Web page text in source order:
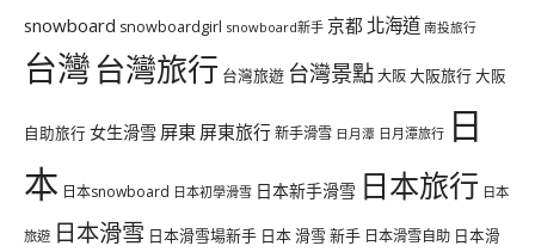
snowboard snowboardgirl snowboard新手 京都 北海道 南投旅行
台灣台灣旅行 台灣旅遊 台灣景點大阪大阪旅行大阪
自助旅行 女生滑雪 屏東 屏東旅行新手滑雪 日月潭 日月潭旅行 日
本 日本snowboard 日本初學滑雪 日本新手滑雪 日本旅行 日本
旅遊 日本滑雪 日本滑雪場新手 日本 滑雪 新手 日本滑雪自助 日本滑